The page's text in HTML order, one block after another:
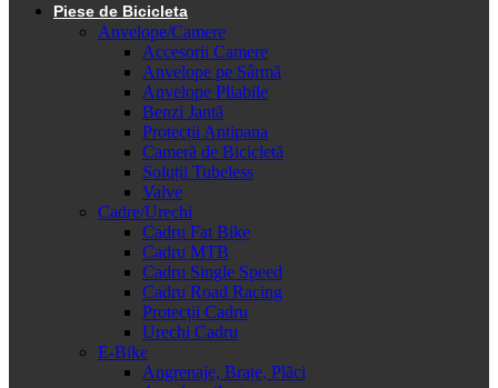
Piese de Bicicleta
Anvelope/Camere
Accesorii Camere
Anvelope pe Sârmă
Anvelope Pliabile
Benzi Jantă
Protecții Antipana
Cameră de Bicicletă
Soluții Tubeless
Valve
Cadre/Urechi
Cadru Fat Bike
Cadru MTB
Cadru Single Speed
Cadru Road Racing
Protecții Cadru
Urechi Cadru
E-Bike
Angrenaje, Brațe, Plăci